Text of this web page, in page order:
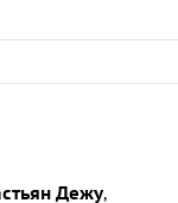
Дежу,